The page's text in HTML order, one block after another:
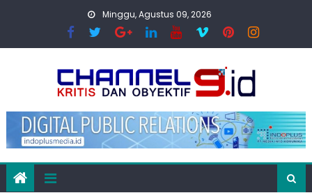
Minggu, Agustus 09, 2026